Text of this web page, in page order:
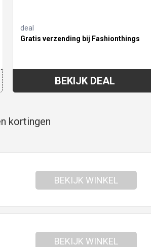
deal
Gratis verzending bij Fashionthings
BEKIJK DEAL
kortingen
BEKIJK WINKEL
BEKIJK WINKEL